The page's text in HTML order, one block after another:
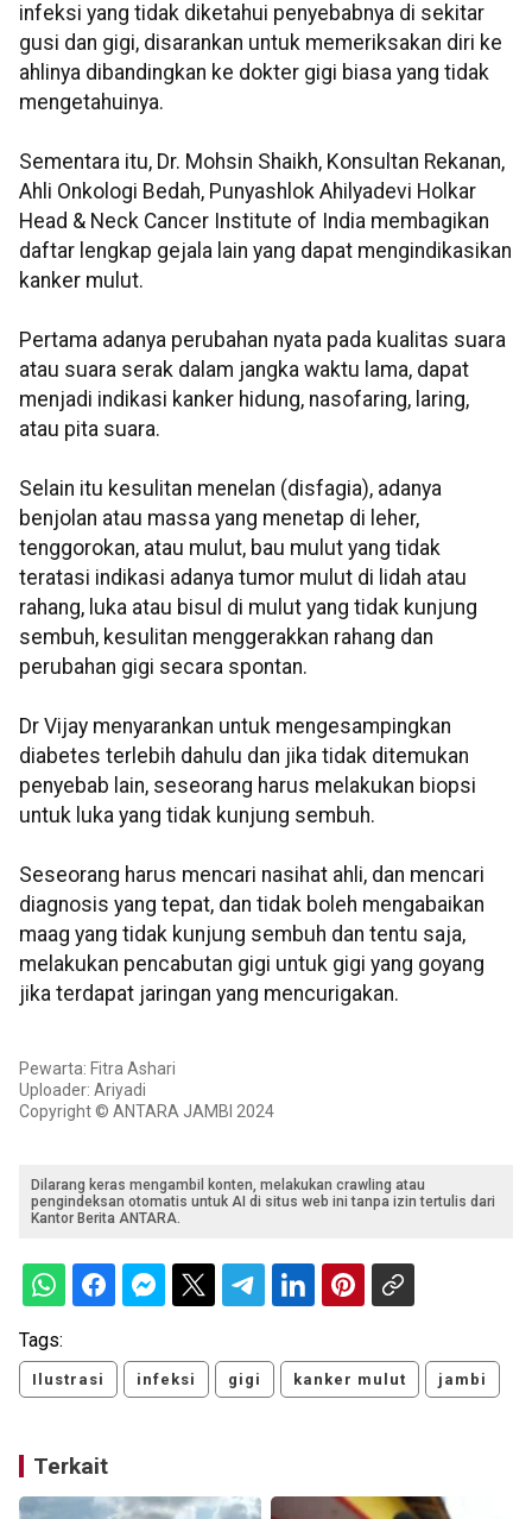
infeksi yang tidak diketahui penyebabnya di sekitar
gusi dan gigi, disarankan untuk memeriksakan diri ke
ahlinya dibandingkan ke dokter gigi biasa yang tidak
mengetahuinya.
Sementara itu, Dr. Mohsin Shaikh, Konsultan Rekanan,
Ahli Onkologi Bedah, Punyashlok Ahilyadevi Holkar
Head & Neck Cancer Institute of India membagikan
daftar lengkap gejala lain yang dapat mengindikasikan
kanker mulut.
Pertama adanya perubahan nyata pada kualitas suara
atau suara serak dalam jangka waktu lama, dapat
menjadi indikasi kanker hidung, nasofaring, laring,
atau pita suara.
Selain itu kesulitan menelan (disfagia), adanya
benjolan atau massa yang menetap di leher,
tenggorokan, atau mulut, bau mulut yang tidak
teratasi indikasi adanya tumor mulut di lidah atau
rahang, luka atau bisul di mulut yang tidak kunjung
sembuh, kesulitan menggerakkan rahang dan
perubahan gigi secara spontan.
Dr Vijay menyarankan untuk mengesampingkan
diabetes terlebih dahulu dan jika tidak ditemukan
penyebab lain, seseorang harus melakukan biopsi
untuk luka yang tidak kunjung sembuh.
Seseorang harus mencari nasihat ahli, dan mencari
diagnosis yang tepat, dan tidak boleh mengabaikan
maag yang tidak kunjung sembuh dan tentu saja,
melakukan pencabutan gigi untuk gigi yang goyang
jika terdapat jaringan yang mencurigakan.
Pewarta: Fitra Ashari
Uploader: Ariyadi
Copyright © ANTARA JAMBI 2024
Dilarang keras mengambil konten, melakukan crawling atau
pengindeksan otomatis untuk AI di situs web ini tanpa izin tertulis dari
Kantor Berita ANTARA.
Tags:
Ilustrasi infeksi gigi kanker mulut jambi
Terkait